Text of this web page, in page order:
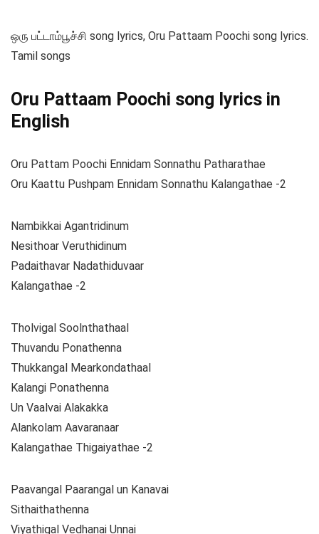
ஒரு பட்டாம்பூச்சி song lyrics, Oru Pattaam Poochi song lyrics.
Tamil songs
Oru Pattaam Poochi song lyrics in
English
Oru Pattam Poochi Ennidam Sonnathu Patharathae
Oru Kaattu Pushpam Ennidam Sonnathu Kalangathae -2
Nambikkai Agantridinum
Nesithoar Veruthidinum
Padaithavar Nadathiduvaar
Kalangathae -2
Tholvigal Soolnthathaal
Thuvandu Ponathenna
Thukkangal Mearkondathaal
Kalangi Ponathenna
Un Vaalvai Alakakka
Alankolam Aavaranaar
Kalangathae Thigaiyathae -2
Paavangal Paarangal un Kanavai
Sithaithathenna
Viyathigal Vedhanai Unnai